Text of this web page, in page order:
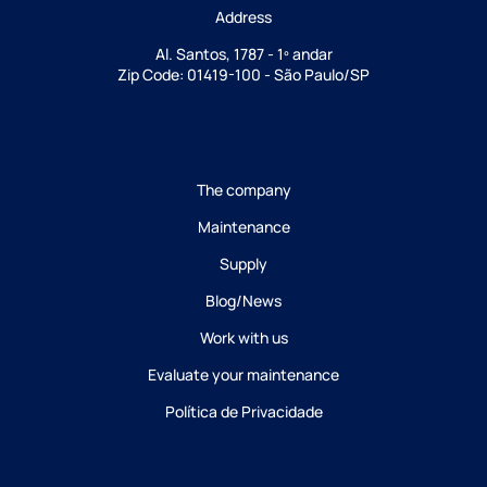
Address
Al. Santos, 1787 - 1º andar
Zip Code: 01419-100 - São Paulo/SP
The company
Maintenance
Supply
Blog/News
Work with us
Evaluate your maintenance
Política de Privacidade